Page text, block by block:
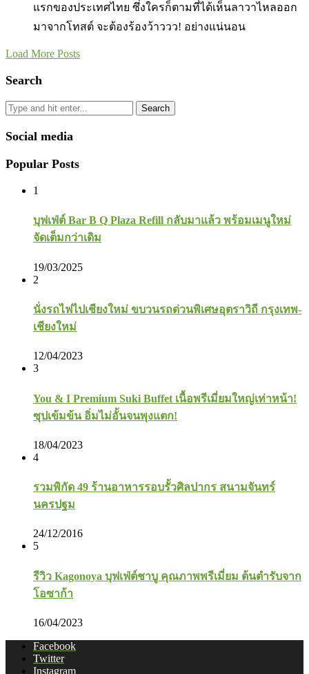
แรกของประเทศไทย ซึ่งใครก็ตามที่ได้เห็นลาวาไหลออก
มาจากโทสต์ จะต้องร้องว้าววว! อย่างแน่นอน
Load More Posts
Search
Search
Social media
Popular Posts
1
บุฟเฟ่ต์ Bar B Q Plaza Refill กลับมาแล้ว พร้อมเมนูใหม่
จัดเต็มกว่าเดิม
19/03/2025
2
นั่งรถไฟไปเชียงใหม่ ขบวนรถด่วนพิเศษอุตราวิถี กรุงเทพ-
เชียงใหม่
12/04/2023
3
You & I Premium Suki Buffet เนื้อพรีเมี่ยมใหญ่เท่าหน้า!
ซุปเข้มข้น อิ่มไม่อั้นจนพุงแตก!
18/04/2023
4
รวมพิกัด 49 ร้านอาหารรอบรั้วศิลปากร สนามจันทร์
นครปฐม
24/12/2016
5
รีวิว Kagonoya บุฟเฟ่ต์ชาบู คุณภาพพรีเมี่ยม ต้นตำรับจาก
โอซาก้า
16/04/2023
Facebook
Twitter
Instagram